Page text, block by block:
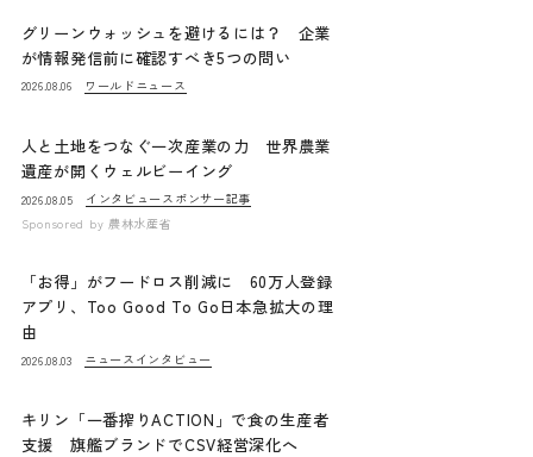
グリーンウォッシュを避けるには？ 企業
が情報発信前に確認すべき5つの問い
2026.08.06 ワールドニュース
人と土地をつなぐ一次産業の力 世界農業
遺産が開くウェルビーイング
2026.08.05 インタビュー スポンサー記事
Sponsored by 農林水産省
「お得」がフードロス削減に 60万人登録
アプリ、Too Good To Go日本急拡大の理
由
2026.08.03 ニュース インタビュー
キリン「一番搾りACTION」で食の生産者
支援 旗艦ブランドでCSV経営深化へ